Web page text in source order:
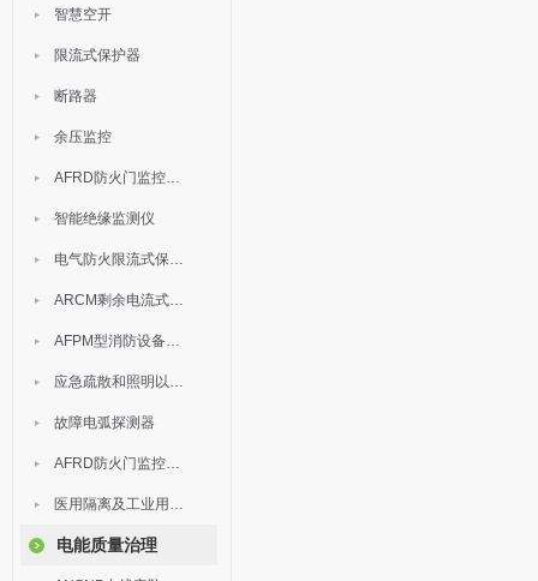
智慧空开
限流式保护器
断路器
余压监控
AFRD防火门监控模块
智能绝缘监测仪
电气防火限流式保护器
ARCM剩余电流式电气火灾监控装置
AFPM型消防设备电源监控系统
应急疏散和照明以及灯具
故障电弧探测器
AFRD防火门监控系统
医用隔离及工业用电绝缘检测
电能质量治理